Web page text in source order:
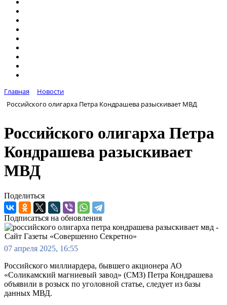
Главная
Новости
Российского олигарха Петра Кондрашева разыскивает МВД
Российского олигарха Петра
Кондрашева разыскивает
МВД
Поделиться
Подписаться на обновления
07 апреля 2025, 16:55
Российского миллиардера, бывшего акционера АО
«Соликамский магниевый завод» (СМЗ) Петра Кондрашева
объявили в розыск по уголовной статье, следует из базы
данных МВД.